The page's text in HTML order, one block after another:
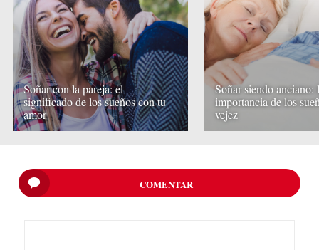
Soñar con la pareja: el
significado de los sueños con tu
amor
Soñar siendo anciano:
importancia de los
vejez
COMENTAR